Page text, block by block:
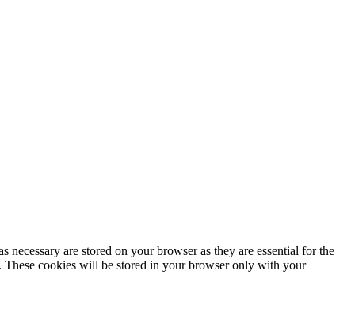
are stored on your browser as they are essential for the
These cookies will be stored in your browser only with your